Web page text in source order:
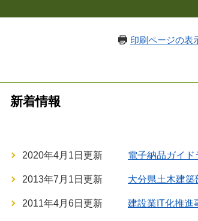
印刷ページの表
新着情報
2020年4月1日更新 電子納品ガイ
2013年7月1日更新 大分県土木建
2011年4月6日更新 建設業IT化推進